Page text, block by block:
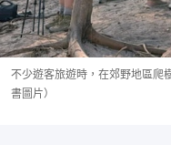
不少遊客旅遊時，在郊野地區爬
書圖片）